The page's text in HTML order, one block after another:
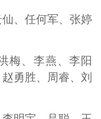
、任何军、张婷
梅、李燕、李阳
勇胜、周睿、刘